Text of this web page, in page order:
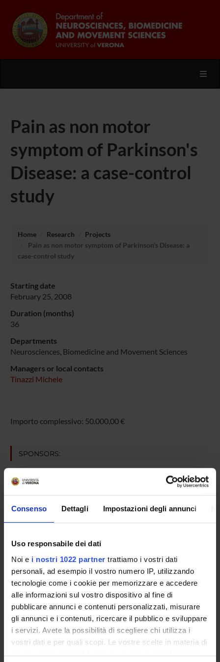
Consenso Dettagli Impostazioni degli annunci
Uso responsabile dei dati
Noi e i nostri 1022 partner trattiamo i vostri dati
personali, ad esempio il vostro numero IP, utilizzando
tecnologie come i cookie per memorizzare e accedere
alle informazioni sul vostro dispositivo al fine di
pubblicare annunci e contenuti personalizzati, misurare
gli annunci e i contenuti, ricercare il pubblico e sviluppare
i servizi. Avete la possibilità di scegliere chi utilizza i
vostri dati e per quali scopi. Le vostre scelte in materia di
privacy sono applicabili solo su questa proprietà digitale
Pain as non motor
symptom of Parkinson's
Disease: a case-control
study
Home Research
Projects
Pain as non motor symptom of Parkinson's Disease: a
case-control study
Starting date
February 25, 2008
Duration (months)
36
Departments
Neurosciences, Biomedicine and Movement Sciences
Managers or local contacts
Tinazzi Michele
Importo complessivo: 50.000,00 €
SPONSORS:
Funds:assigned and managed by the department
Michele Tinazzi
Full Professor
SECTIONS
Neurology Section